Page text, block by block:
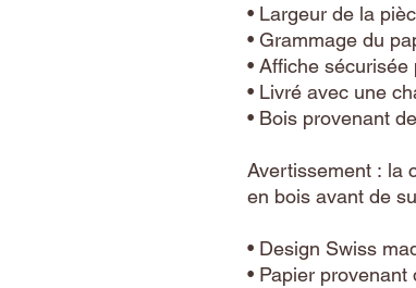
• Largeur de la
• Grammage du
• Affiche
• Livré avec une
• Bois provenant
Avertissement : la
en bois avant de
• Design Swiss
• Papier provenant